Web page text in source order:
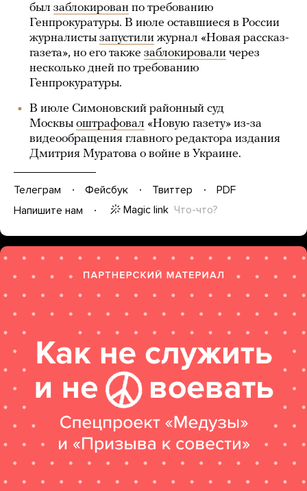
был заблокирован по требованию
Генпрокуратуры. В июле оставшиеся в России
журналисты запустили журнал «Новая рассказ-
газета», но его также заблокировали через
несколько дней по требованию
Генпрокуратуры.
В июле Симоновский районный суд
Москвы оштрафовал «Новую газету» из-за
видеообращения главного редактора издания
Дмитрия Муратова о войне в Украине.
Телеграм Фейсбук Твиттер
PDF
Напишите нам
Magic link Что-что?